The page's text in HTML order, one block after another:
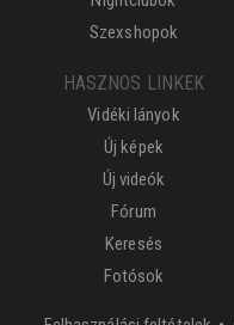
Szexshopok
HASZNOS LINKEK
Vidéki lányok
Új képek
Új videók
Fórum
Keresés
Fotósok